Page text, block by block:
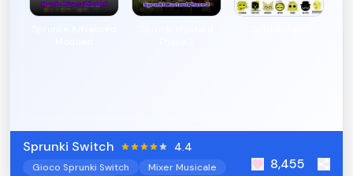
Sprunki Switch 4.4
Gioco Sprunki Switch
Mixer Musicale
8,455